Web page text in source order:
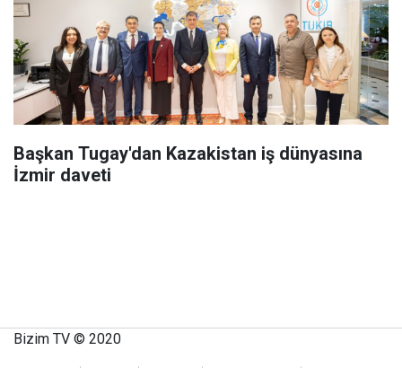
Başkan Tugay'dan Kazakistan iş dünyasına
İzmir daveti
Bizim TV © 2020